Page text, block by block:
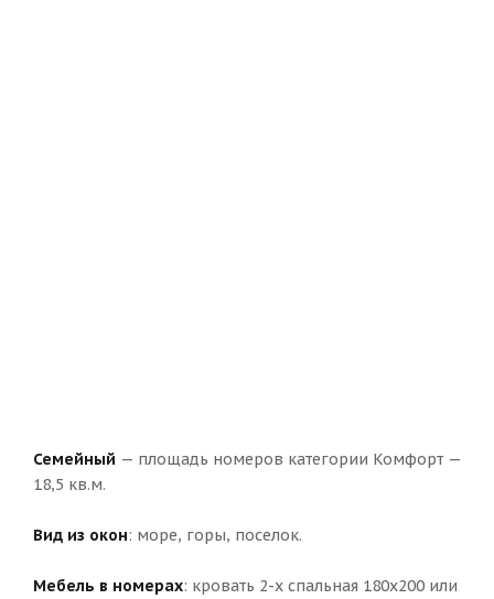
Семейный — площадь номеров категории Комфорт —
18,5 кв.м.
Вид из окон: море, горы, поселок.
Мебель в номерах: кровать 2-х спальная 180х200 или